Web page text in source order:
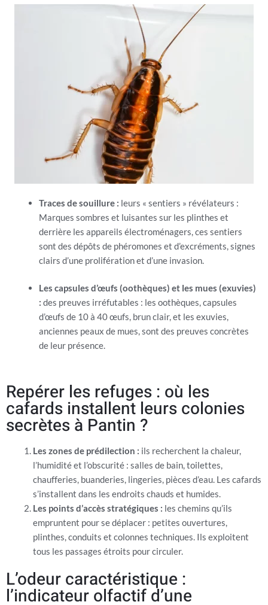
Traces de souillure : leurs « sentiers » révélateurs :
Marques sombres et luisantes sur les plinthes et
derrière les appareils électroménagers, ces sentiers
sont des dépôts de phéromones et d’excréments, signes
clairs d’une prolifération et d’une invasion.
Les capsules d’œufs (oothèques) et les mues (exuvies)
: des preuves irréfutables : les oothèques, capsules
d’œufs de 10 à 40 œufs, brun clair, et les exuvies,
anciennes peaux de mues, sont des preuves concrètes
de leur présence.
Repérer les refuges : où les
cafards installent leurs colonies
secrètes à Pantin ?
Les zones de prédilection : ils recherchent la chaleur,
l’humidité et l’obscurité : salles de bain, toilettes,
chaufferies, buanderies, lingeries, pièces d’eau. Les cafards
s’installent dans les endroits chauds et humides.
Les points d’accès stratégiques : les chemins qu’ils
empruntent pour se déplacer : petites ouvertures,
plinthes, conduits et colonnes techniques. Ils exploitent
tous les passages étroits pour circuler.
L’odeur caractéristique :
l’indicateur olfactif d’une